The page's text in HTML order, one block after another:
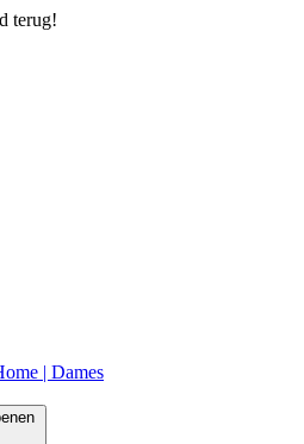
terug!
| Dames